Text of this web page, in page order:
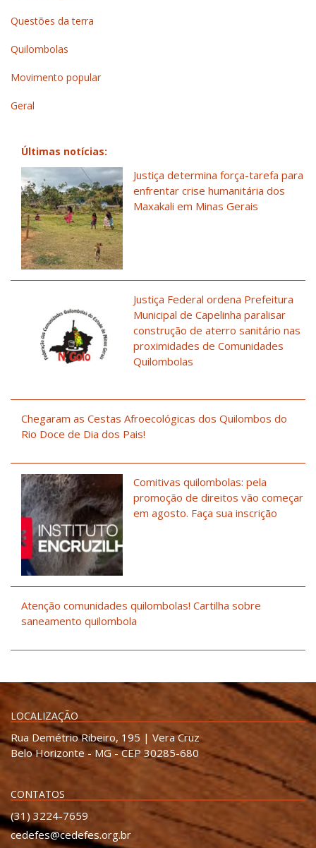
Questões da terra
Quilombolas
Movimento popular
Geral
Últimas notícias:
Justiça determina força-tarefa para
enfrentar crise humanitária dos
Maxakali em Minas Gerais
Justiça Federal ordena Prefeitura
Municipal de Capelinha paralisar
construção de aterro sanitário nas
proximidades de Comunidades
Quilombolas
Chegaram as Cestas Afroecológicas dos Quilombos do
Rio Doce de Dia dos Pais!
Comitivas quilombolas: pela
promoção de direitos vão começar
em agosto. Faça sua inscrição
Atenção comunidades quilombolas! Cartilha sobre
saneamento quilombola
LOCALIZAÇÃO
Rua Demétrio Ribeiro, 195 | Vera Cruz
Belo Horizonte - MG - CEP 30285-680
CONTATOS
(31) 3224-7659
cedefes@cedefes.org.br